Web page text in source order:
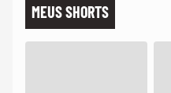
MEUS SHORTS